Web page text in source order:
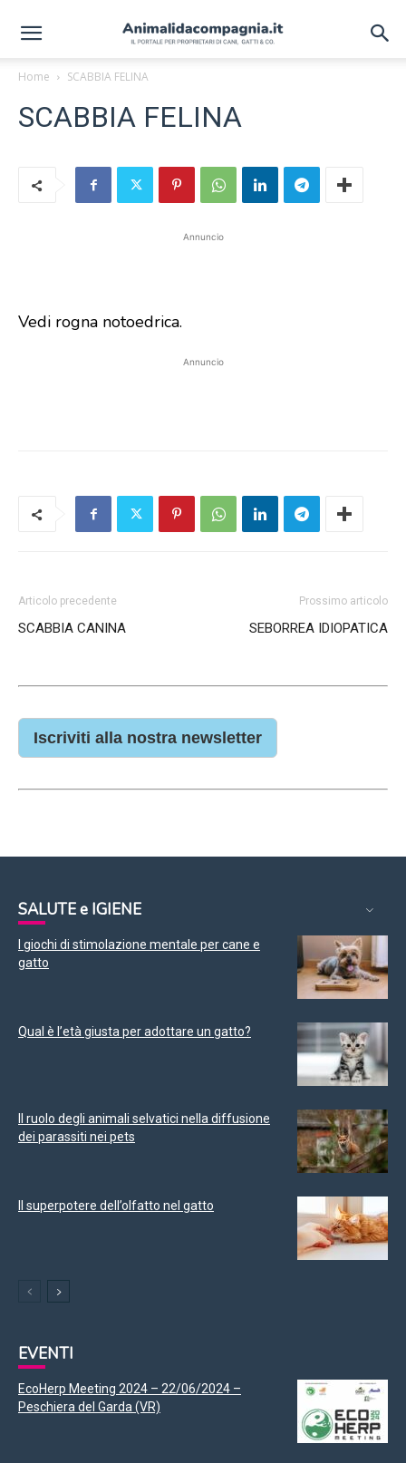
Home SCABBIA FELINA
SCABBIA FELINA
Annuncio
Vedi rogna notoedrica.
Annuncio
Articolo precedente
SCABBIA CANINA
Prossimo articolo
SEBORREA IDIOPATICA
Iscriviti alla nostra newsletter
SALUTE e IGIENE
I giochi di stimolazione mentale per cane e
gatto
Qual è l’età giusta per adottare un gatto?
Il ruolo degli animali selvatici nella diffusione
dei parassiti nei pets
Il superpotere dell’olfatto nel gatto
EVENTI
EcoHerp Meeting 2024 – 22/06/2024 –
Peschiera del Garda (VR)